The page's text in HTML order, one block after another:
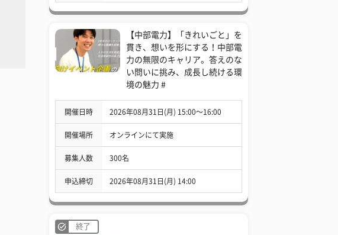
【中部電力】「きれいごと」を
貫き、想いを形にする！中部電
力の無限のキャリア。答えのな
い問いに挑み、成長し続ける環
境の魅力 #
開催日時 2026年08月31日(月) 15:00〜16:00
開催場所 オンラインにて実施
募集人数 300名
申込締切 2026年08月31日(月) 14:00
終了